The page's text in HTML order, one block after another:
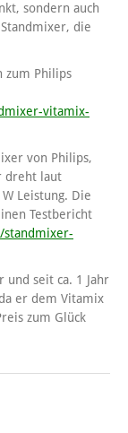
sondern auch
die
zum Philips
vitamix-
von Philips,
dreht laut
Leistung. Die
Testbericht
standmixer-
seit ca. 1 Jahr
er dem Vitamix
zum Glück